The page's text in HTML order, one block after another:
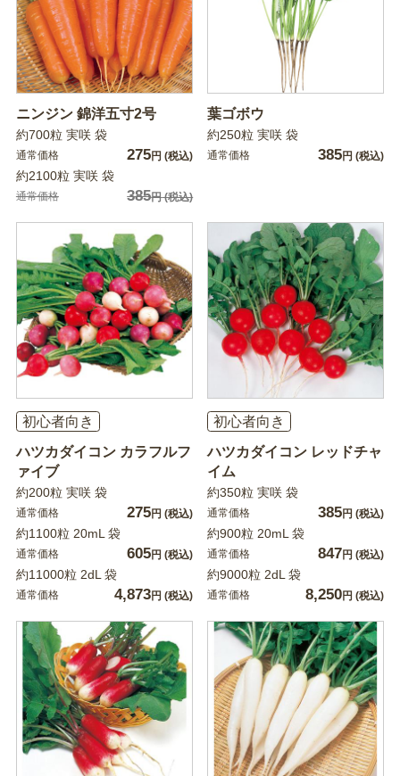
ニンジン 錦洋五寸2号
約700粒 実咲 袋
通常価格 275円 (税込)
約2100粒 実咲 袋
通常価格 385円(税込)
葉ゴボウ
約250粒 実咲 袋
通常価格 385円 (税込)
初心者向き
ハツカダイコン カラフルフ
ァイブ
約200粒 実咲 袋
通常価格 275円 (税込)
約1100粒 20mL 袋
通常価格 605円 (税込)
約11000粒 2dL 袋
通常価格 4,873円 (税込)
初心者向き
ハツカダイコン レッドチャ
イム
約350粒 実咲 袋
通常価格 385円 (税込)
約900粒 20mL 袋
通常価格 847円 (税込)
約9000粒 2dL 袋
通常価格 8,250円 (税込)